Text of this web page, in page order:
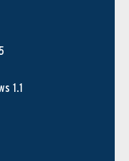
1.1